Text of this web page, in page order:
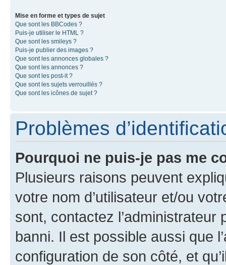
Mise en forme et types de sujet
Que sont les BBCodes ?
Puis-je utiliser le HTML ?
Que sont les smileys ?
Puis-je publier des images ?
Que sont les annonces globales ?
Que sont les annonces ?
Que sont les post-it ?
Que sont les sujets verrouillés ?
Que sont les icônes de sujet ?
Problèmes
Pourquoi ne puis-je pas me
Plusieurs raisons peuvent
votre nom d’utilisateur et/ou
sont, contactez l’administrateur
banni. Il est possible aussi que
configuration de son côté, et